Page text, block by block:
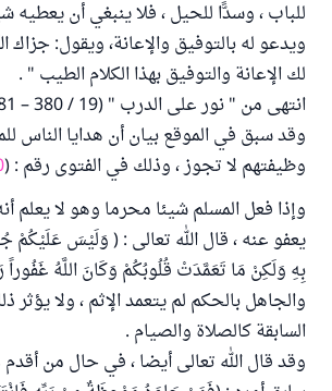
للباب ، وسدًّا للحيل ، فلا ينبغي أن يعطيه
ويدعو له بالتوفيق والإعانة، ويقول: جزاك
لك الإعانة والتوفيق بهذا الكلام الطيب " .
انتهى من " نور على الدرب " (19 / 380 – 381) .
وقد سبق في الموقع بيان أن هدايا الناس
وظيفتهم لا تجوز ، وذلك في الفتوى رقم : (
وإذا فعل المسلم شيئا محرما وهو لا يعلم
يعفو عنه ، قال الله تعالى : ( وَلَيْسَ عَلَيْكُمْ
بِهِ وَلَكِنْ مَا تَعَمَّدَتْ قُلُوبُكُمْ وَكَانَ اللَّهُ غَفُوراً
والجاهل بالحكم لم يتعمد الإثم ، ولا يؤثر
السابقة كالصلاة والصيام .
وقد قال الله تعالى أيضا ، في حال من أقدم